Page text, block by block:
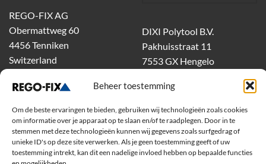
Beheer toestemming
Om de beste ervaringen te bieden, gebruiken wij technologieën zoals cookies
om informatie over je apparaat op te slaan en/of te raadplegen. Door in te
stemmen met deze technologieën kunnen wij gegevens zoals surfgedrag of
unieke ID's op deze site verwerken. Als je geen toestemming geeft of uw
toestemming intrekt, kan dit een nadelige invloed hebben op bepaalde functies
REGO-FIX AG
Obermattweg 60
4456 Tenniken
Switzerland
DIXI Polytool B.V.
Pakhuisstraat 11
7553 GX Hengelo
dixiholland@dixi.com
www.dixipolytool.com
Volg ons op Youtube
Volg ons op Linkedin